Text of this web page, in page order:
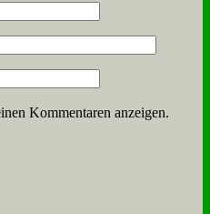
Kommentaren anzeigen.